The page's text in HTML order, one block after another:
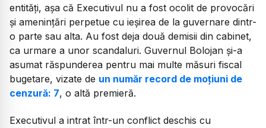
entități, așa că Executivul nu a fost ocolit de provocări
și amenințări perpetue cu ieșirea de la guvernare dintr-
o parte sau alta. Au fost deja două demisii din cabinet,
ca urmare a unor scandaluri. Guvernul Bolojan și-a
asumat răspunderea pentru mai multe măsuri fiscal
bugetare, vizate de un număr record de moțiuni de
cenzură: 7, o altă premieră.
Executivul a intrat într-un conflict deschis cu